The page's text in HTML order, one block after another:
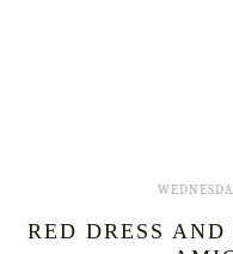
RED DRESS